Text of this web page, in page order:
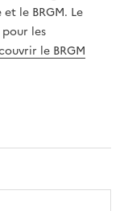
le BRGM. Le
les
le BRGM